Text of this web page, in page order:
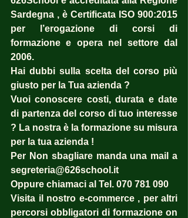
Sardegna , è Certificata ISO 900:2015
per l’erogazione di corsi di
formazione e opera nel settore dal
2006.
Hai dubbi sulla scelta del corso più
giusto per la Tua azienda ?
Vuoi conoscere costi, durata e date
di partenza del corso di tuo interesse
? La nostra è la formazione su misura
per la tua azienda !
Per Non sbagliare manda una mail a
segreteria@626school.it
Oppure chiamaci al Tel. 070 781 090
Visita il nostro e-commerce , per altri
percorsi obbligatori di formazione on